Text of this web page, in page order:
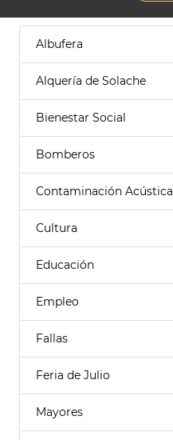
Albufera
Alquería de Solache
Bienestar Social
Bomberos
Contaminación Acústica
Cultura
Educación
Empleo
Fallas
Feria de Julio
Mayores